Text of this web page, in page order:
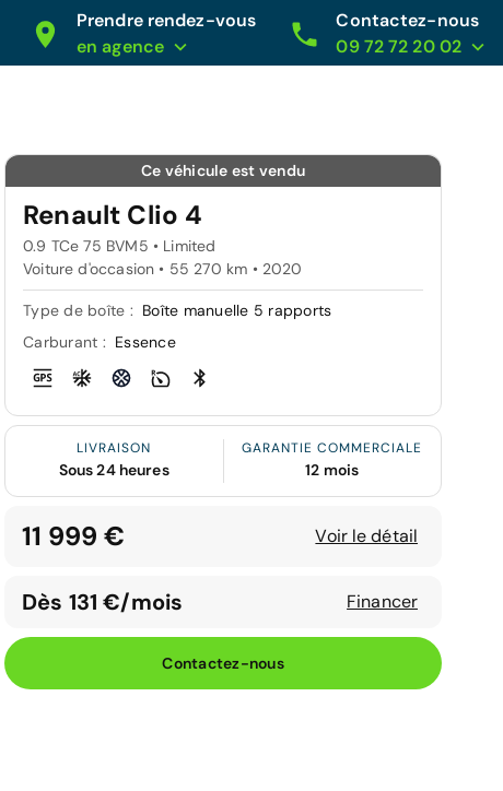
Prendre rendez-vous
en agence
Contactez-nous
09 72 72 20 02
Ce véhicule est vendu
Renault Clio 4
0.9 TCe 75 BVM5 • Limited
Voiture d'occasion • 55 270 km • 2020
Type de boîte : Boîte manuelle 5 rapports
Carburant : Essence
LIVRAISON
Sous 24 heures
GARANTIE COMMERCIALE
12 mois
11 999 € Voir le détail
Dès 131 €/mois Financer
Contactez-nous